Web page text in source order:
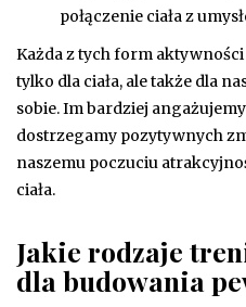
połączenie ciała z
Każda z tych form
tylko dla ciała, ale także dla
sobie. Im bardziej
dostrzegamy pozytywnych
naszemu poczuciu
ciała.
Jakie rodzaje
dla budowania